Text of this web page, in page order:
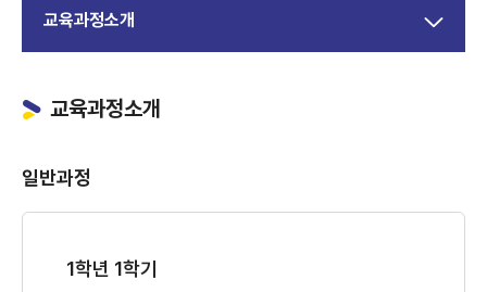
교육과정소개
교육과정소개
일반과정
1학년 1학기